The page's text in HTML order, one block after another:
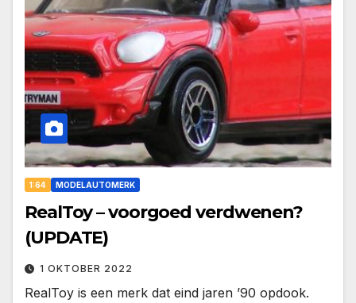
1:64 MODELAUTOMERK
RealToy – voorgoed verdwenen?
(UPDATE)
1 OKTOBER 2022
RealToy is een merk dat eind jaren ’90 opdook.